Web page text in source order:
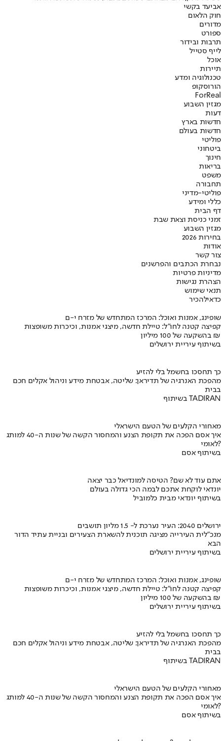
אביעד בקשי
חוק הלאום
מדורים
ספורט
תרבות ובידור
לייף סטייל
אוכל
תיירות
טכנולוגיה ומדע
הורוסקופ
ForReal
מגזין השבוע
דעות
חדשות בארץ
חדשות בעולם
פוליטי
ביטחוני
חינוך
בריאות
משפט
תחבורה
פוליטי-מדיני
כללי ומידע
דף הבית
זמני כניסת וצאת שבת
מגזין השבוע
בחירות 2026
אודות
צור קשר
נבחרת הכתבים והפרשנים
מדיניות פרטיות
הצהרת נגישות
תנאי שימוש
כדאילהכיר
שופינג, אמנות ואוכל: המרכז המתחדש של מזרח י-ם
קפיצה קטנה לחו"ל: טיילת חדשה, מיצגי אמנות, וכיכרות משופצות
בהשקעה של 100 מיליון ₪
בשיתוף עיריית ירושלים
כך תחסכו בחשמל בלי להזיע
מהפכת האנרגיה של תדיראן: שליטה, אבטחת מידע וניהול אקלים חכם
בבית
בשיתוף TADIRAN
מאחורי הקלעים של הטעם הישראלי
איך אסם הפכה את תקופת הצנע והמחסור הקשה של שנות ה-40 למותג
לאומי?
בשיתוף אסם
אתם עוד לא שם? הטיסה למונדיאל כבר יצאה
יונדאי לוקחת אתכם לבמה הכי גדולה בעולם
בשיתוף יונדאי מבית כלמוביל
ירושלים 2040: העיר נערכת ל- 1.5 מליון תושבים
מנכ"לית העירייה מציגה תוכנית להשארת הצעירים ובניית עתיד הדור
הבא
בשיתוף עיריית ירושלים
שופינג, אמנות ואוכל: המרכז המתחדש של מזרח י-ם
קפיצה קטנה לחו"ל: טיילת חדשה, מיצגי אמנות, וכיכרות משופצות
בהשקעה של 100 מיליון ₪
בשיתוף עיריית ירושלים
כך תחסכו בחשמל בלי להזיע
מהפכת האנרגיה של תדיראן: שליטה, אבטחת מידע וניהול אקלים חכם
בבית
בשיתוף TADIRAN
מאחורי הקלעים של הטעם הישראלי
איך אסם הפכה את תקופת הצנע והמחסור הקשה של שנות ה-40 למותג
לאומי?
בשיתוף אסם